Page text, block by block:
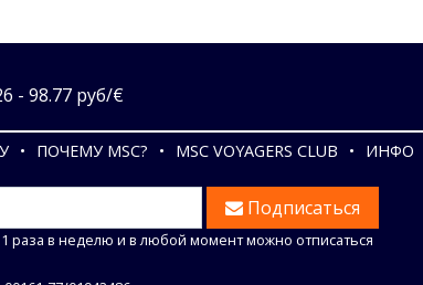
- 98.77 руб/€
ПОЧЕМУ MSC? MSC VOYAGERS CLUB ИНФО
Подписаться
в неделю и в любой момент можно отписаться